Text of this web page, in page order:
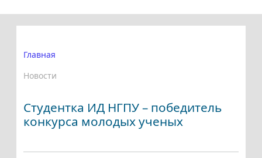
Главная
Новости
Студентка ИД НГПУ – победитель
конкурса молодых ученых